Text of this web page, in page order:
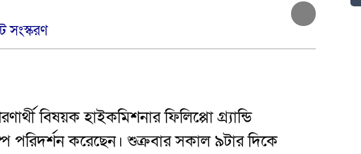
সংস্করণ
বিষয়ক হাইকমিশনার ফিলিপ্পো গ্র্যান্ডি
পরিদর্শন করেছেন। শুক্রবার সকাল ৯টার দিকে